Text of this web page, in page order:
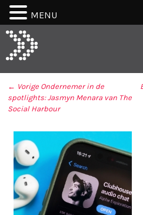
BERICHT
← VorigeOndernemer in de
spotlights: Jasmyn Menara van The
Social Harbour
MENU